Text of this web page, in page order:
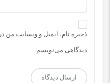
ذخیره نام، ایمیل و وبسایت من
دیدگاهی می‌نویسم.